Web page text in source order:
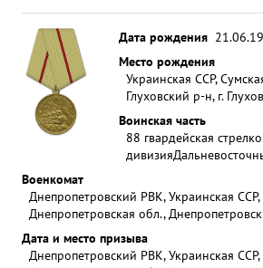
Дата рождения
Место рождения
Украинская ССР,
Глуховский р-н, г. Глухов
Воинская часть
88 гвардейская
дивизия
Военкомат
Днепропетровский РВК, Украинская ССР,
Днепропетровская обл.,
Дата и место призыва
Днепропетровский РВК, Украинская ССР,